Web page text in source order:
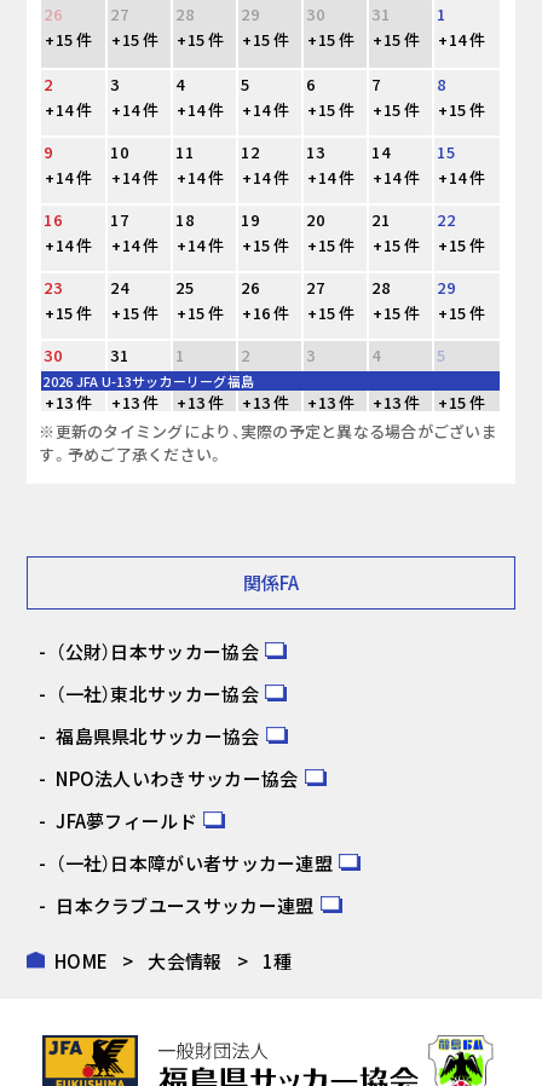
26
27 28 29 30 31
1
+15 件
+15 件 +15 件 +15 件 +15 件 +15 件
+14 件
2
3 4 5 6 7
8
+14 件
+14 件 +14 件 +14 件 +15 件 +15 件
+15 件
9
10 11 12 13 14
15
+14 件
+14 件 +14 件 +14 件 +14 件 +14 件
+14 件
16
17 18 19 20 21
22
+14 件
+14 件 +14 件 +15 件 +15 件 +15 件
+15 件
23
24 25 26 27 28
29
+15 件
+15 件 +15 件 +16 件 +15 件 +15 件
+15 件
30
31 1 2 3 4 5
2026 JFA U-13サッカーリーグ福島
+13 件 +13 件 +13 件 +13 件 +13 件 +13 件
+15 件
※更新のタイミングにより、実際の予定と異なる場合がございま
す。予めご了承ください。
関係FA
（公財）日本サッカー協会
（一社）東北サッカー協会
福島県県北サッカー協会
NPO法人いわきサッカー協会
JFA夢フィールド
（一社）日本障がい者サッカー連盟
日本クラブユースサッカー連盟
HOME 大会情報 1種